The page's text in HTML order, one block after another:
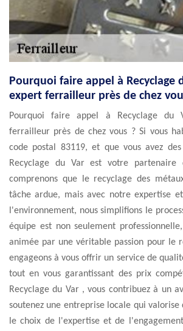
Pourquoi faire appel à Recyclage
expert ferrailleur près de chez
Pourquoi faire appel à Recyclage
ferrailleur près de chez vous ? Si vous
code postal 83119, et que vous avez
Recyclage du Var est votre partenaire
comprenons que le recyclage des
tâche ardue, mais avec notre expertise
l'environnement, nous simplifions le
équipe est non seulement
animée par une véritable passion pour le
engageons à vous offrir un service de
tout en vous garantissant des prix
Recyclage du Var , vous contribuez à un
soutenez une entreprise locale qui valorise
le choix de l'expertise et de